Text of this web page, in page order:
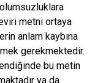
metni ortaya
anlam kaybına
gerekmektedir.
bu metin
ya da